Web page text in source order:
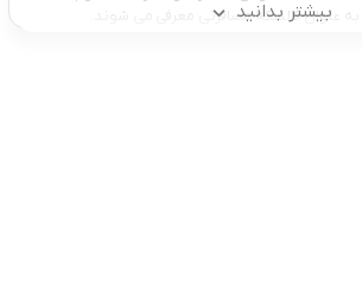
عنوان کالسکه مسافرتی معرفی می شوند.
بیشتر بدانید